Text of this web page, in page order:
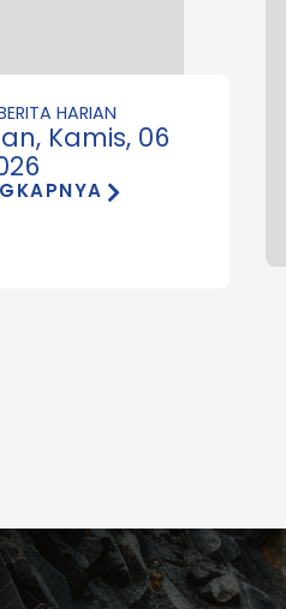
HARIAN
Kamis, 06